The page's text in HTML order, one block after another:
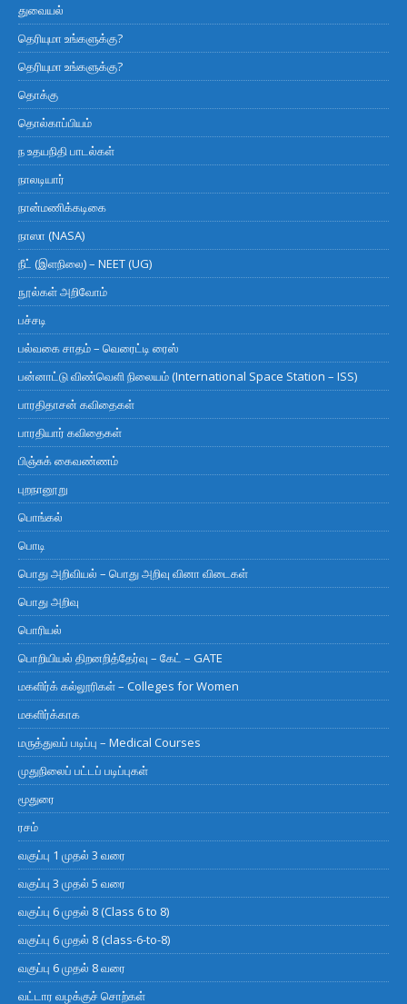
துவையல்
தெரியுமா உங்களுக்கு?
தெரியுமா உங்களுக்கு?
தொக்கு
தொல்காப்பியம்
ந உதயநிதி பாடல்கள்
நாலடியார்
நான்மணிக்கடிகை
நாஸா (NASA)
நீட் (இளநிலை) – NEET (UG)
நூல்கள் அறிவோம்
பச்சடி
பல்வகை சாதம் – வெரைட்டி ரைஸ்
பன்னாட்டு விண்வெளி நிலையம் (International Space Station – ISS)
பாரதிதாசன் கவிதைகள்
பாரதியார் கவிதைகள்
பிஞ்சுக் கைவண்ணம்
புறநானூறு
பொங்கல்
பொடி
பொது அறிவியல் – பொது அறிவு வினா விடைகள்
பொது அறிவு
பொரியல்
பொறியியல் திறனறித்தேர்வு – கேட் – GATE
மகளிர்க் கல்லூரிகள் – Colleges for Women
மகளிர்க்காக
மருத்துவப் படிப்பு – Medical Courses
முதுநிலைப் பட்டப் படிப்புகள்
மூதுரை
ரசம்
வகுப்பு 1 முதல் 3 வரை
வகுப்பு 3 முதல் 5 வரை
வகுப்பு 6 முதல் 8 (Class 6 to 8)
வகுப்பு 6 முதல் 8 (class-6-to-8)
வகுப்பு 6 முதல் 8 வரை
வட்டார வழக்குச் சொற்கள்